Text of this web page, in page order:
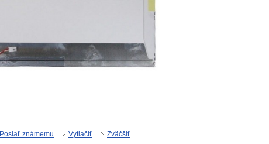
Poslať známemu Vytlačiť Zväčšiť